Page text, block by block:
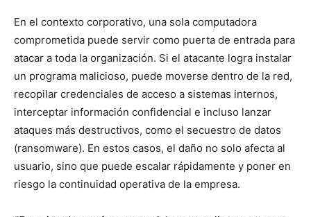
En el contexto corporativo, una sola computadora
comprometida puede servir como puerta de entrada para
atacar a toda la organización. Si el atacante logra instalar
un programa malicioso, puede moverse dentro de la red,
recopilar credenciales de acceso a sistemas internos,
interceptar información confidencial e incluso lanzar
ataques más destructivos, como el secuestro de datos
(ransomware). En estos casos, el daño no solo afecta al
usuario, sino que puede escalar rápidamente y poner en
riesgo la continuidad operativa de la empresa.